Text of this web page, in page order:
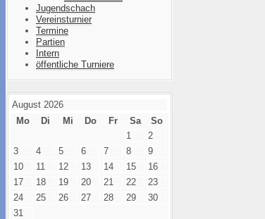
Jugendschach
Vereinsturnier
Termine
Partien
Intern
öffentliche Turniere
August 2026
Mo
Di Mi Do Fr Sa
So
1
2
3
4 5 6 7 8
9
10
11 12 13 14 15
16
17
18 19 20 21 22
23
24
25 26 27 28 29
30
31